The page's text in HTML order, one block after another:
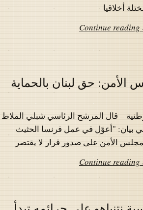
أخلاقيا
Continue reading
الأمن: حق لبنان بالحماية
– قال المرشح الرئاسي شبلي الملاط
بيان: "أعوّل في عمل فرنسا الحثيث
الأمن على صدور قرار لا يقتصر
Continue reading